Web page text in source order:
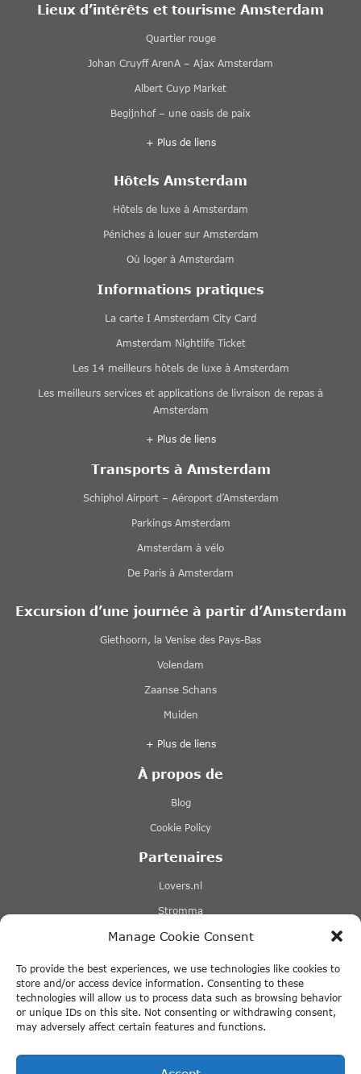
Manage Cookie Consent
To provide the best experiences, we use technologies like cookies to
store and/or access device information. Consenting to these
technologies will allow us to process data such as browsing behavior
or unique IDs on this site. Not consenting or withdrawing consent,
may adversely affect certain features and functions.
Lieux d’intérêts et tourisme Amsterdam
Quartier rouge
Johan Cruyff ArenA – Ajax Amsterdam
Albert Cuyp Market
Begijnhof – une oasis de paix
+ Plus de liens
Hôtels Amsterdam
Hôtels de luxe à Amsterdam
Péniches à louer sur Amsterdam
Où loger à Amsterdam
Informations pratiques
La carte I Amsterdam City Card
Amsterdam Nightlife Ticket
Les 14 meilleurs hôtels de luxe à Amsterdam
Les meilleurs services et applications de livraison de repas à
Amsterdam
+ Plus de liens
Transports à Amsterdam
Schiphol Airport – Aéroport d’Amsterdam
Parkings Amsterdam
Amsterdam à vélo
De Paris à Amsterdam
Excursion d’une journée à partir d’Amsterdam
Giethoorn, la Venise des Pays-Bas
Volendam
Zaanse Schans
Muiden
+ Plus de liens
À propos de
Blog
Cookie Policy
Partenaires
Lovers.nl
Stromma
Tours & Tickets
+ Plus de liens